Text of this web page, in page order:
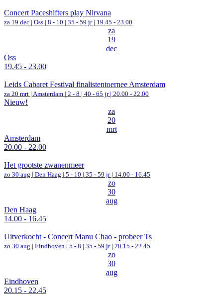
Concert Paceshifters play Nirvana
za 19 dec | Oss | 8 - 10 | 35 - 59 jr | 19.45 - 23.00
za
19
dec
Oss
19.45 - 23.00
Leids Cabaret Festival finalistentoernee Amsterdam
za 20 mrt | Amsterdam | 2 - 8 | 40 - 65 jr | 20.00 - 22.00
Nieuw!
za
20
mrt
Amsterdam
20.00 - 22.00
Het grootste zwanenmeer
zo 30 aug | Den Haag | 5 - 10 | 35 - 59 jr | 14.00 - 16.45
zo
30
aug
Den Haag
14.00 - 16.45
Uitverkocht - Concert Manu Chao - probeer Ts
zo 30 aug | Eindhoven | 5 - 8 | 35 - 59 jr | 20.15 - 22.45
zo
30
aug
Eindhoven
20.15 - 22.45